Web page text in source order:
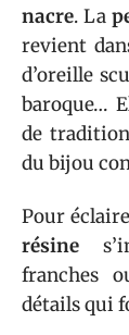
nacre. La
revient
d’oreille
baroque…
de
du bijou
Pour
résine
franches
détails qui